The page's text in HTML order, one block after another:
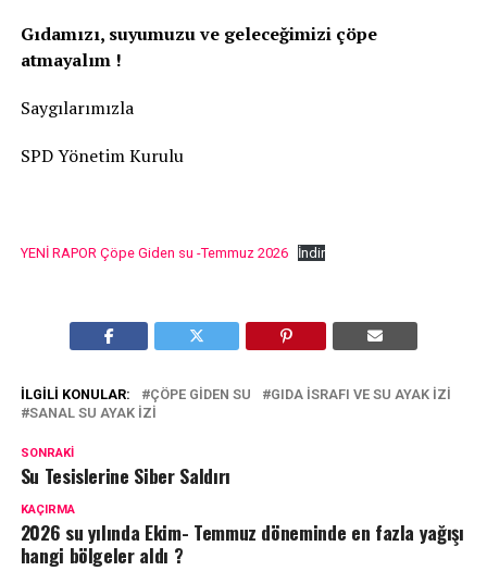
Gıdamızı, suyumuzu ve geleceğimizi çöpe
atmayalım !
Saygılarımızla
SPD Yönetim Kurulu
YENİ RAPOR Çöpe Giden su -Temmuz 2026 İndir
İLGILI KONULAR: ÇÖPE GIDEN SU
GIDA ISRAFI VE SU AYAK IZI
SANAL SU AYAK IZI
SONRAKI
Su Tesislerine Siber Saldırı
KAÇIRMA
2026 su yılında Ekim- Temmuz döneminde en fazla yağışı
hangi bölgeler aldı ?